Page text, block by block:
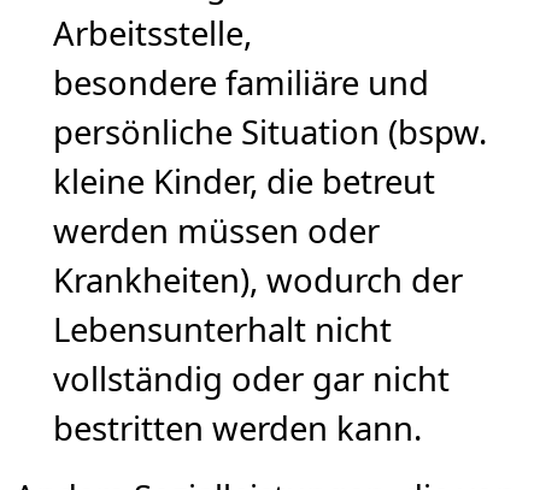
Arbeitsstelle,
besondere familiäre und
persönliche Situation (bspw.
kleine Kinder, die betreut
werden müssen oder
Krankheiten), wodurch der
Lebensunterhalt nicht
vollständig oder gar nicht
bestritten werden kann.